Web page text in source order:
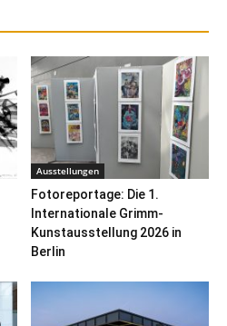
Ausstellungen
Fotoreportage: Die 1.
Internationale Grimm-
Kunstausstellung 2026 in
Berlin